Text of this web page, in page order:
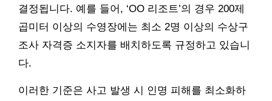
결정됩니다. 예를 들어, ‘OO 리조트’의 경우 200제
곱미터 이상의 수영장에는 최소 2명 이상의 수상구
조사 자격증 소지자를 배치하도록 규정하고 있습니
다.
이러한 기준은 사고 발생 시 인명 피해를 최소화하